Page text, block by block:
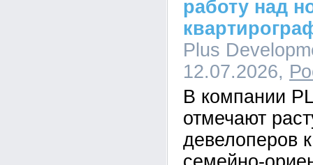
работу над
Plus
12.07.2026,
В компании
отмечают
девелоперов